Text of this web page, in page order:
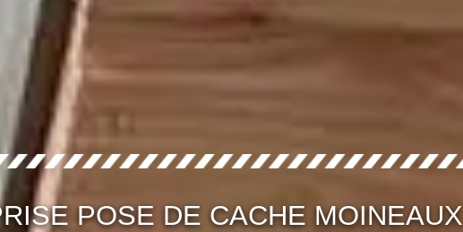
POSE DE CACHE MOINEAUX